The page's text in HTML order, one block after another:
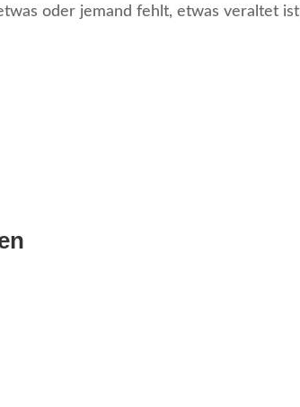
oder jemand fehlt, etwas veraltet